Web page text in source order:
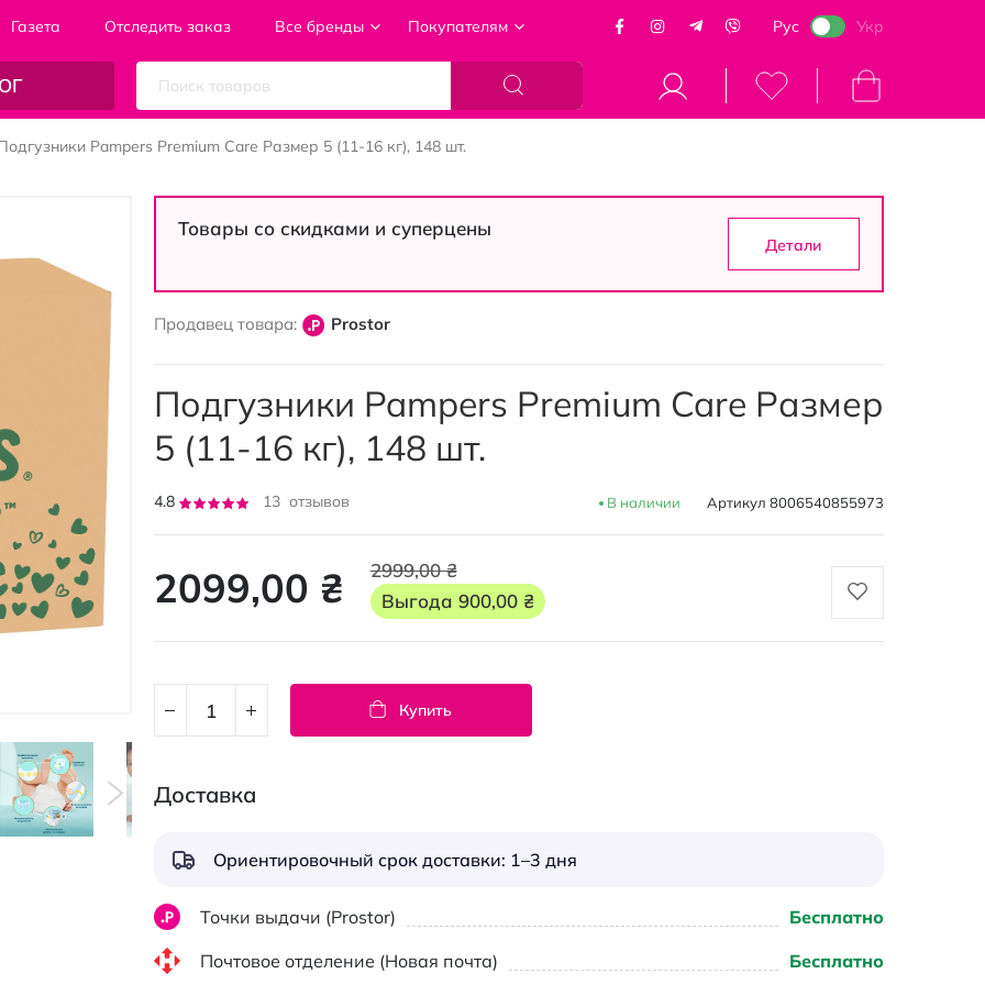
Газета Отследить заказ Все бренды Покупателям Рус Укр
Моя корзина
Pampers Premium Care Размер 5 (11-16 кг), 148 шт.
Товары со скидками и суперцены
Детали
Продавец товара: Prostor
Подгузники Pampers Premium Care Размер
5 (11-16 кг), 148 шт.
Рейтинг:
4.8
13 отзывов В наличии Артикул 8006540855973
2099,00 ₴
2999,00 ₴
Выгода 900,00 ₴
Купить
Доставка
Ориентировочный срок доставки: 1–3 дня
Точки выдачи (Prostor)
Бесплатно
Почтовое отделение (Новая почта)
Бесплатно